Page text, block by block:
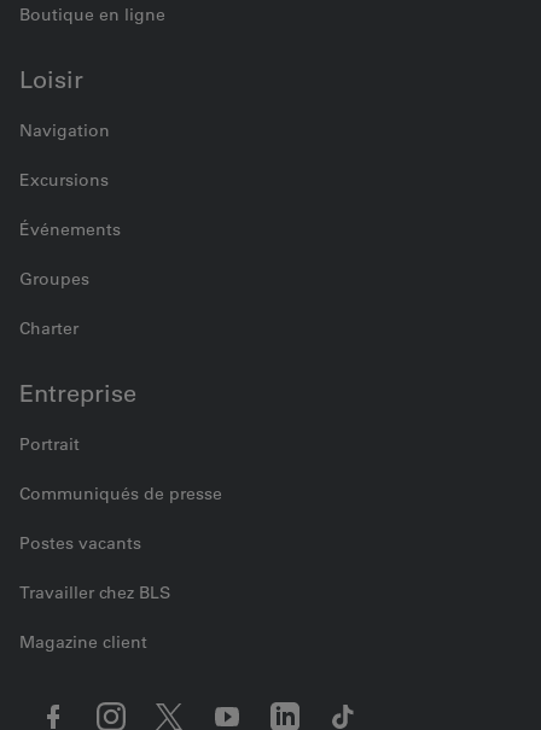
Boutique en ligne
Loisir
Navigation
Excursions
Événements
Groupes
Charter
Entreprise
Portrait
Communiqués de presse
Postes vacants
Travailler chez BLS
Magazine client